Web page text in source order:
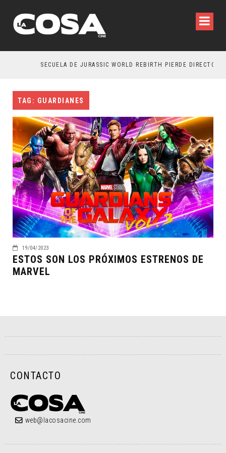
SECUELA DE JURASSIC WORLD REBIRTH PIERDE DIRECTOR
TAG: GUARDIANES
19/04/2023
ESTOS SON LOS PRÓXIMOS ESTRENOS DE
MARVEL
CONTACTO
web@lacosacine.com